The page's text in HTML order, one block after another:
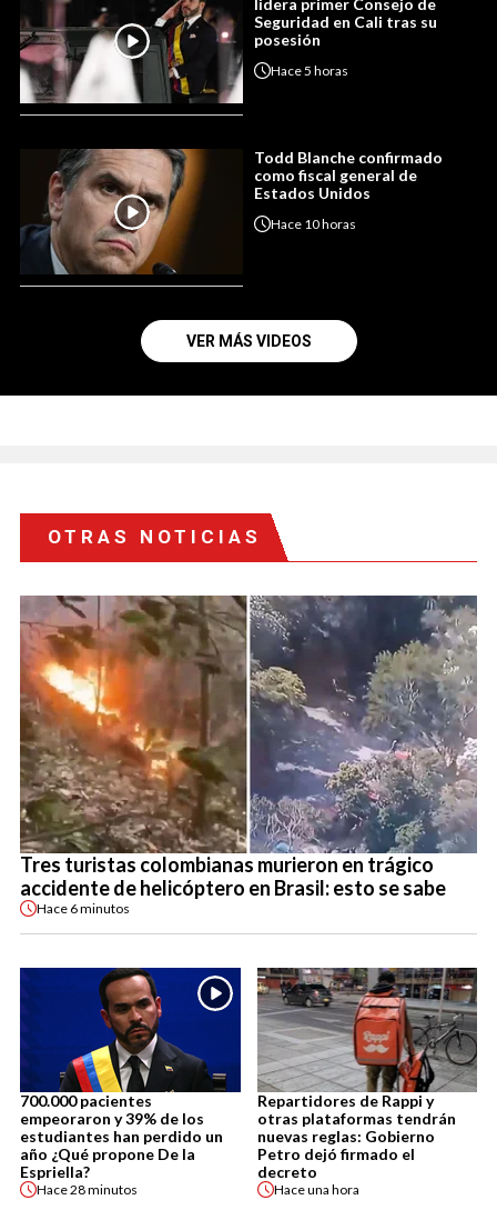
lidera primer Consejo de
Seguridad en Cali tras su
posesión
Hace5 horas
Todd Blanche confirmado
como fiscal general de
Estados Unidos
Hace 10 horas
VER MÁS VIDEOS
OTRAS NOTICIAS
Tres turistas colombianas murieron en trágico
accidente de helicóptero en Brasil: esto se sabe
Hace 6 minutos
700.000 pacientes
empeoraron y 39% de los
estudiantes han perdido un
año ¿Qué propone De la
Espriella?
Hace28 minutos
Repartidores de Rappi y
otras plataformas tendrán
nuevas reglas: Gobierno
Petro dejó firmado el
decreto
Haceuna hora